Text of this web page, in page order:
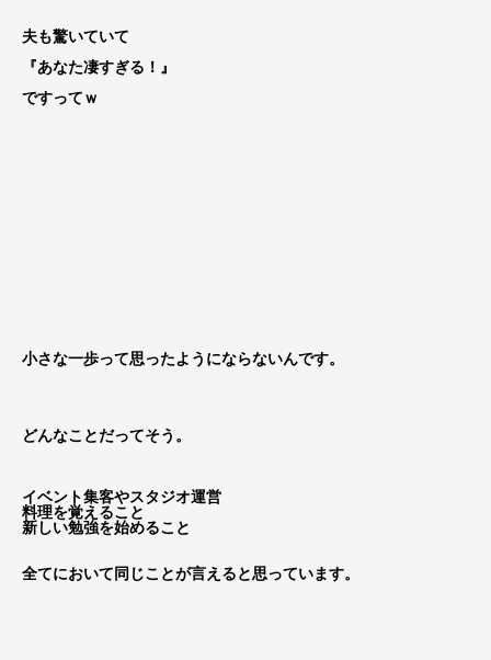
夫も驚いていて
『あなた凄すぎる！』
ですってｗ
小さな一歩って思ったようにならないんです。
どんなことだってそう。
イベント集客やスタジオ運営
料理を覚えること
新しい勉強を始めること
全てにおいて同じことが言えると思っています。